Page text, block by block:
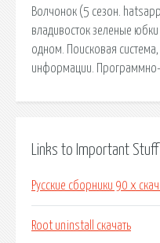
Волчонок (5 сезон.
владивосток зеленые
одном. Поисковая
информации. Программно-
Links to Important Stuff
Русские сборники 90 х
Root uninstall скачать